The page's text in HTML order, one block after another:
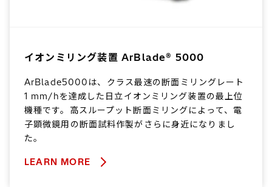
イオンミリング装置 ArBlade® 5000
ArBlade5000は、クラス最速の断面ミリングレート
1 mm/hを達成した日立イオンミリング装置の最上位
機種です。高スループット断面ミリングによって、電
子顕微鏡用の断面試料作製がさらに身近になりまし
た。
LEARN MORE